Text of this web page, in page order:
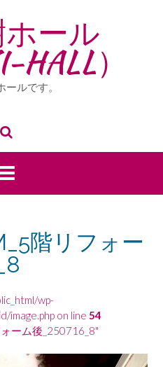
ール
HALL）
ールです。
階リフォー
wp-
image.php on line 54
ーム後_250716_8"